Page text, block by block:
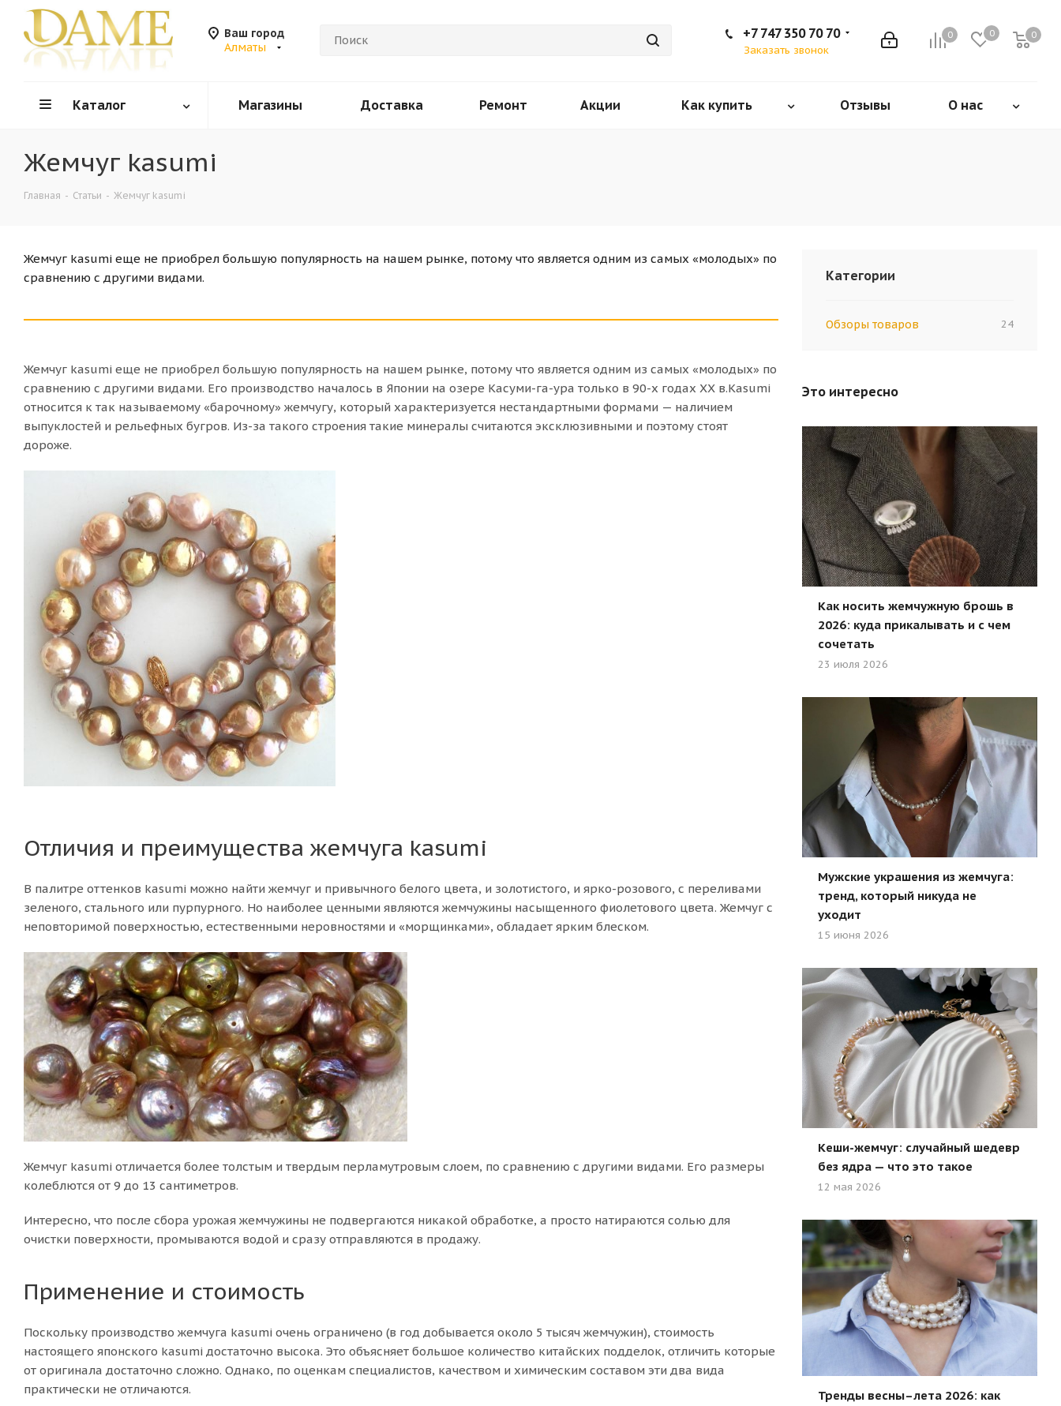
Ваш город
Алматы
0 0 0
+7 747 350 70 70
Заказать звонок
Каталог Магазины Доставка Ремонт Акции Как купить Отзывы О нас
Жемчуг kasumi
Главная - Статьи - Жемчуг kasumi
Жемчуг kasumi еще не приобрел большую популярность на нашем рынке, потому что является одним из самых «молодых» по
сравнению с другими видами.
Жемчуг kasumi еще не приобрел большую популярность на нашем рынке, потому что является одним из самых «молодых» по
сравнению с другими видами. Его производство началось в Японии на озере Касуми-га-ура только в 90-х годах ХХ в.Kasumi
относится к так называемому «барочному» жемчугу, который характеризуется нестандартными формами — наличием
выпуклостей и рельефных бугров. Из-за такого строения такие минералы считаются эксклюзивными и поэтому стоят
дороже.
Отличия и преимущества жемчуга kasumi
В палитре оттенков kasumi можно найти жемчуг и привычного белого цвета, и золотистого, и ярко-розового, с переливами
зеленого, стального или пурпурного. Но наиболее ценными являются жемчужины насыщенного фиолетового цвета. Жемчуг с
неповторимой поверхностью, естественными неровностями и «морщинками», обладает ярким блеском.
Жемчуг kasumi отличается более толстым и твердым перламутровым слоем, по сравнению с другими видами. Его размеры
колеблются от 9 до 13 сантиметров.
Интересно, что после сбора урожая жемчужины не подвергаются никакой обработке, а просто натираются солью для
очистки поверхности, промываются водой и сразу отправляются в продажу.
Применение и стоимость
Поскольку производство жемчуга kasumi очень ограничено (в год добывается около 5 тысяч жемчужин), стоимость
настоящего японского kasumi достаточно высока. Это объясняет большое количество китайских подделок, отличить которые
от оригинала достаточно сложно. Однако, по оценкам специалистов, качеством и химическим составом эти два вида
практически не отличаются.
Категории
Обзоры товаров 24
Это интересно
Как носить жемчужную брошь в
2026: куда прикалывать и с чем
сочетать
23 июля 2026
Мужские украшения из жемчуга:
тренд, который никуда не
уходит
15 июня 2026
Кеши-жемчуг: случайный шедевр
без ядра — что это такое
12 мая 2026
Тренды весны–лета 2026: как